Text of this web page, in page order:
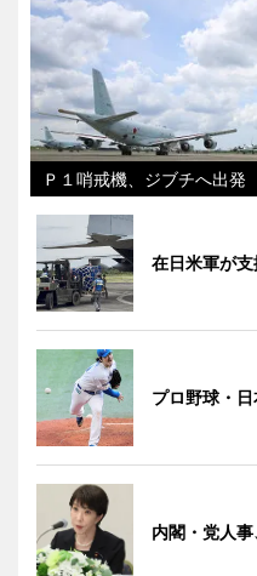
Ｐ１哨戒機、ジブチへ出発
在日米軍が
プロ野球・
内閣・党人